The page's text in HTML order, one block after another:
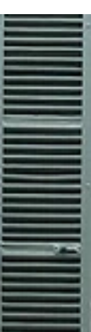
plusieurs facteurs
montures et de vos